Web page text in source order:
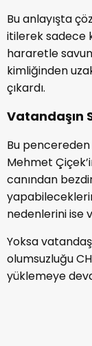
Bu anlayışta
itilerek sadece
hararetle
kimliğinden
çıkardı.
Vatandaşın
Bu pencereden
Mehmet
canından
nedenlerini ise
Yoksa
olumsuzluğu
yüklemeye